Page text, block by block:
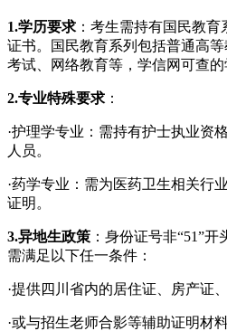
1.学历要求 ：考生需持有国民教
证书。国民教育系列包括普通高
考试、网络教育等，学信网可查的
2.专业特殊要求 ：
·护理学专业：需持有护士执业资
人员。
·药学专业：需为医药卫生相关行
证明。
3.异地生政策 ：身份证号非“51”
需满足以下任一条件：
·提供四川省内的居住证、房产证
·或与招生老师合影等辅助证明材